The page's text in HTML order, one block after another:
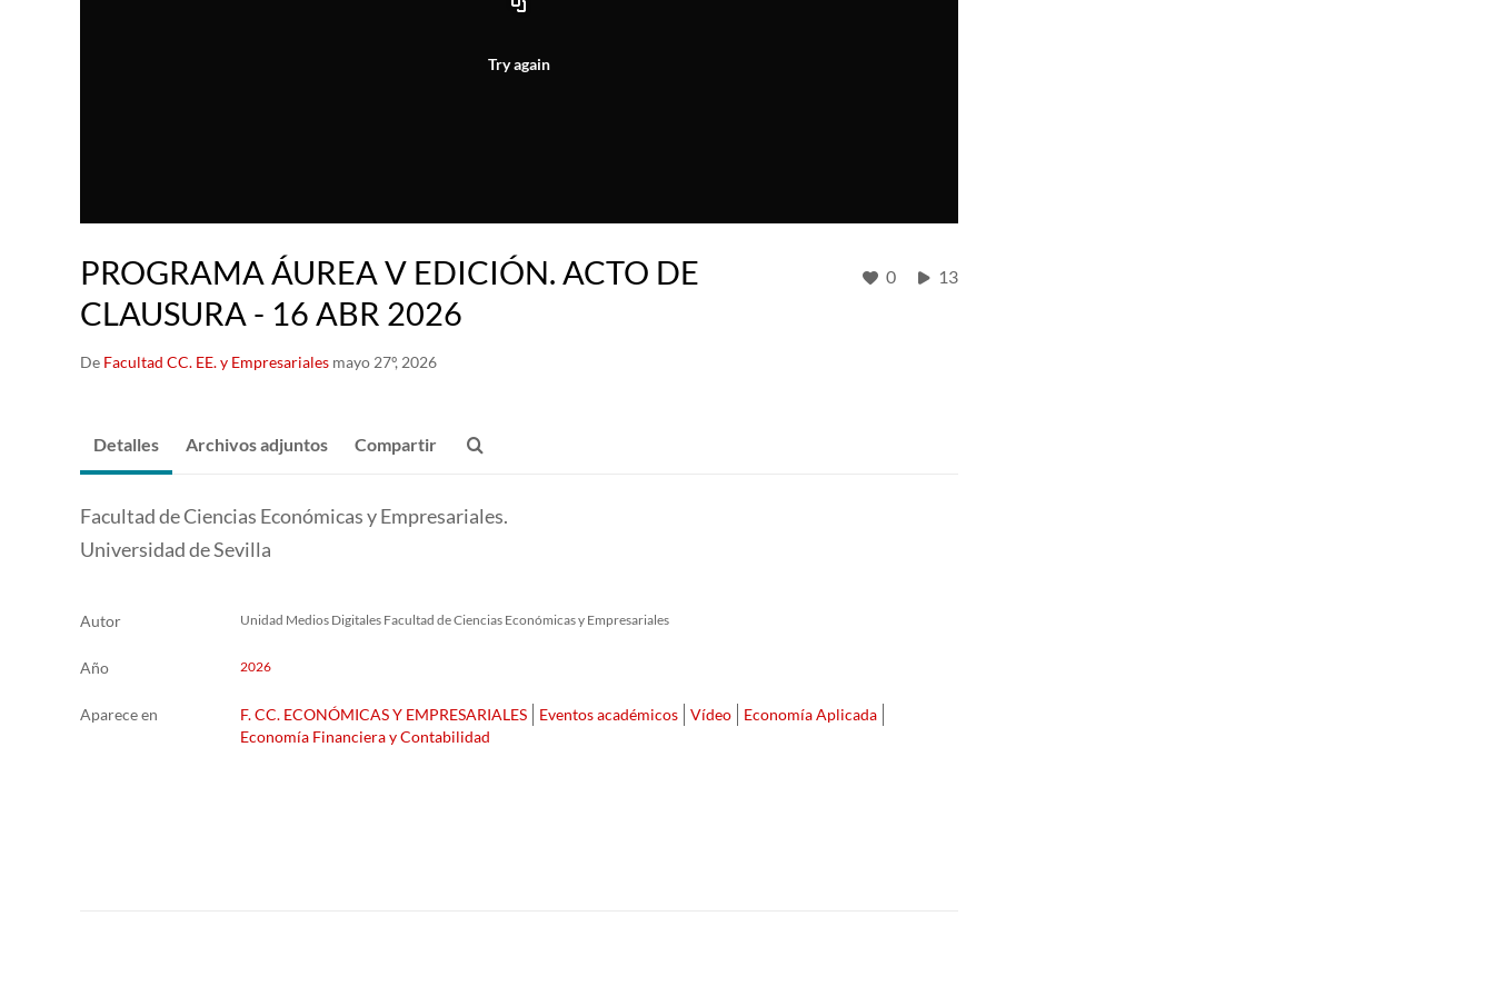
Try again
PROGRAMA ÁUREA V EDICIÓN. ACTO DE
CLAUSURA - 16 ABR 2026
De Facultad CC. EE. y Empresariales mayo 27º, 2026
0 13
Detalles Archivos adjuntos Compartir
Facultad de Ciencias Económicas y Empresariales.
Universidad de Sevilla
Autor Unidad Medios Digitales Facultad de Ciencias Económicas y Empresariales
Año 2026
Aparece en F. CC. ECONÓMICAS Y EMPRESARIALES Eventos académicos Vídeo
Economía Aplicada
Economía Financiera y Contabilidad